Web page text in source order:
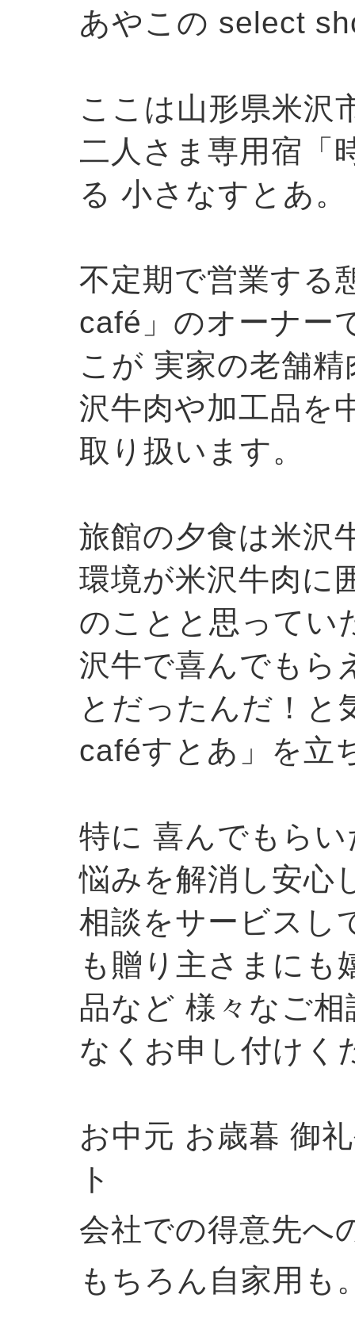
あやこの select
ここは山形県米沢
二人さま専用宿「
る 小さなすとあ。
不定期で営業する
café」のオーナー
こが 実家の老舗
沢牛肉や加工品を
取り扱います。
旅館の夕食は米沢
環境が米沢牛肉に
のことと思ってい
沢牛で喜んでもら
とだったんだ！と
caféすとあ」を立
特に 喜んでもら
悩みを解消し安心
相談をサービスし
も贈り主さまにも
品など 様々なご
なくお申し付けく
お中元 お歳暮 御
ト
会社での得意先へ
もちろん自家用も